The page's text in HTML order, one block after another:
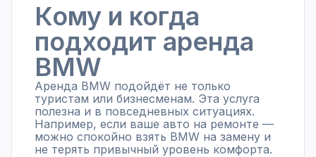
Кому и когда
подходит аренда
BMW
Аренда BMW подойдёт не только
туристам или бизнесменам. Эта услуга
полезна и в повседневных ситуациях.
Например, если ваше авто на ремонте —
можно спокойно взять BMW на замену и
не терять привычный уровень комфорта.